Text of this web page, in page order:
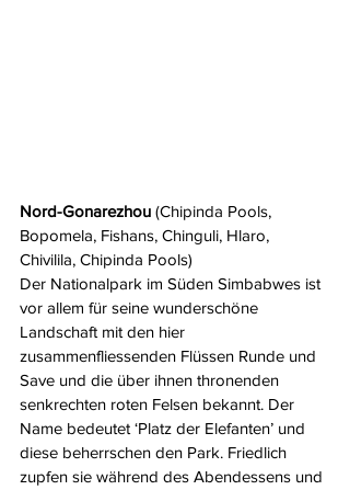
Nord-Gonarezhou (Chipinda Pools,
Bopomela, Fishans, Chinguli, Hlaro,
Chivilila, Chipinda Pools)
Der Nationalpark im Süden Simbabwes ist
vor allem für seine wunderschöne
Landschaft mit den hier
zusammenfliessenden Flüssen Runde und
Save und die über ihnen thronenden
senkrechten roten Felsen bekannt. Der
Name bedeutet ‘Platz der Elefanten’ und
diese beherrschen den Park. Friedlich
zupfen sie während des Abendessens und